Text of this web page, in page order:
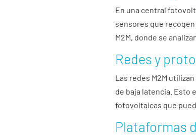
En una central
sensores que
M2M, donde se
Redes y
Las redes M2M
de baja latencia. Esto
fotovoltaicas que
Plataformas